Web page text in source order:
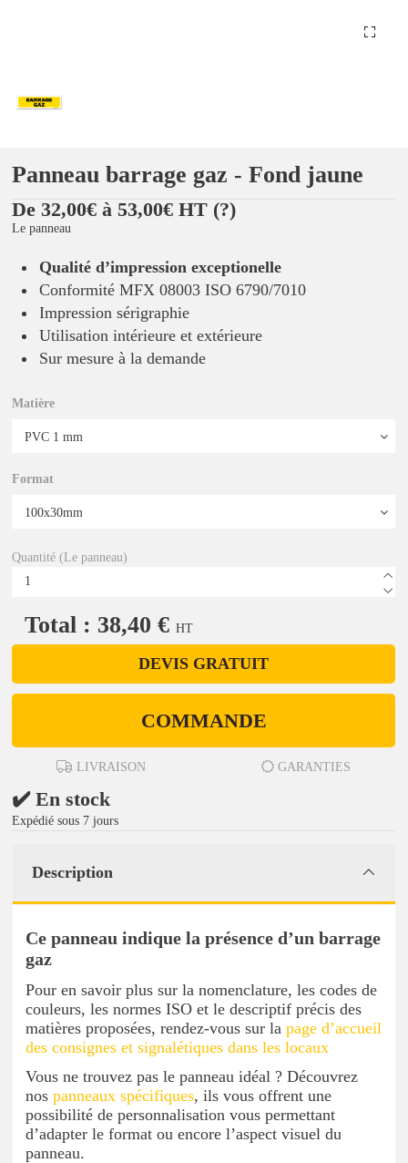
Panneau barrage gaz - Fond jaune
De 32,00€ à 53,00€ HT (?)
Le panneau
Qualité d’impression exceptionelle
Conformité MFX 08003 ISO 6790/7010
Impression sérigraphie
Utilisation intérieure et extérieure
Sur mesure à la demande
Matière
Format
Quantité (Le panneau)
Total : 38,40 € HT
DEVIS GRATUIT
COMMANDE
LIVRAISON GARANTIES
✔️ En stock
Expédié sous 7 jours
Description
Ce panneau indique la présence d’un barrage
gaz
Pour en savoir plus sur la nomenclature, les codes de
couleurs, les normes ISO et le descriptif précis des
matières proposées, rendez-vous sur la page d’accueil
des consignes et signalétiques dans les locaux
Vous ne trouvez pas le panneau idéal ? Découvrez
nos panneaux spécifiques, ils vous offrent une
possibilité de personnalisation vous permettant
d’adapter le format ou encore l’aspect visuel du
panneau.